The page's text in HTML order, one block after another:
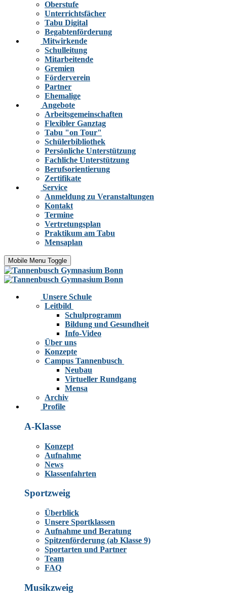
Oberstufe
Unterrichtsfächer
Tabu Digital
Begabtenförderung
Mitwirkende
Schulleitung
Mitarbeitende
Gremien
Förderverein
Partner
Ehemalige
Angebote
Arbeitsgemeinschaften
Flexibler Ganztag
Tabu "on Tour"
Schülerbibliothek
Persönliche Unterstützung
Fachliche Unterstützung
Berufsorientierung
Zertifikate
Service
Anmeldung zu Veranstaltungen
Kontakt
Termine
Vertretungsplan
Praktikum am Tabu
Mensaplan
Mobile Menu Toggle
Unsere Schule
Leitbild
Schulprogramm
Bildung und Gesundheit
Info-Video
Über uns
Konzepte
Campus Tannenbusch
Neubau
Virtueller Rundgang
Mensa
Archiv
Profile
A-Klasse
Konzept
Aufnahme
News
Klassenfahrten
Sportzweig
Überblick
Unsere Sportklassen
Aufnahme und Beratung
Spitzenförderung (ab Klasse 9)
Sportarten und Partner
Team
FAQ
Musikzweig